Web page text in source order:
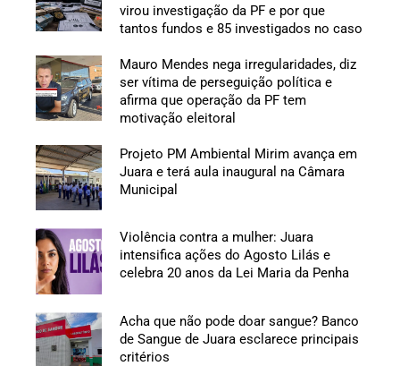
virou investigação da PF e por que
tantos fundos e 85 investigados no caso
Mauro Mendes nega irregularidades, diz
ser vítima de perseguição política e
afirma que operação da PF tem
motivação eleitoral
Projeto PM Ambiental Mirim avança em
Juara e terá aula inaugural na Câmara
Municipal
Violência contra a mulher: Juara
intensifica ações do Agosto Lilás e
celebra 20 anos da Lei Maria da Penha
Acha que não pode doar sangue? Banco
de Sangue de Juara esclarece principais
critérios